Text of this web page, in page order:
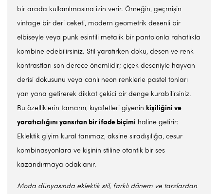
bir arada kullanılmasına izin verir. Örneğin, geçmişin
vintage bir deri ceketi, modern geometrik desenli bir
elbiseyle veya punk esintili metalik bir pantolonla rahatlıkla
kombine edebilirsiniz. Stil yaratırken doku, desen ve renk
kontrastları son derece önemlidir; çiçek deseniyle hayvan
derisi dokusunu veya canlı neon renklerle pastel tonları
yan yana getirerek dikkat çekici bir denge kurabilirsiniz.
Bu özelliklerin tamamı, kıyafetleri giyenin kişiliğini ve
yaratıcılığını yansıtan bir ifade biçimi haline getirir:
Eklektik giyim kural tanımaz, aksine sıradışılığa, cesur
kombinasyonlara ve kişinin stiline otantik bir ses
kazandırmaya odaklanır.
Moda dünyasında eklektik stil, farklı dönem ve tarzlardan